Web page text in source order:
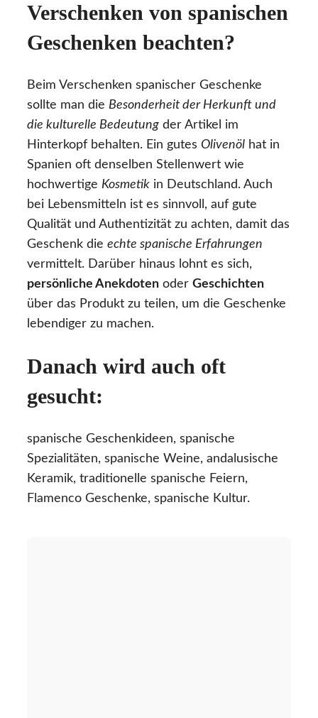
Verschenken von spanischen
Geschenken beachten?
Beim Verschenken spanischer Geschenke
sollte man die Besonderheit der Herkunft und
die kulturelle Bedeutung der Artikel im
Hinterkopf behalten. Ein gutes Olivenöl hat in
Spanien oft denselben Stellenwert wie
hochwertige Kosmetik in Deutschland. Auch
bei Lebensmitteln ist es sinnvoll, auf gute
Qualität und Authentizität zu achten, damit das
Geschenk die echte spanische Erfahrungen
vermittelt. Darüber hinaus lohnt es sich,
persönliche Anekdoten oder Geschichten
über das Produkt zu teilen, um die Geschenke
lebendiger zu machen.
Danach wird auch oft
gesucht:
spanische Geschenkideen, spanische
Spezialitäten, spanische Weine, andalusische
Keramik, traditionelle spanische Feiern,
Flamenco Geschenke, spanische Kultur.